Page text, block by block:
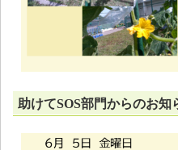
助けてSOS部門からのお